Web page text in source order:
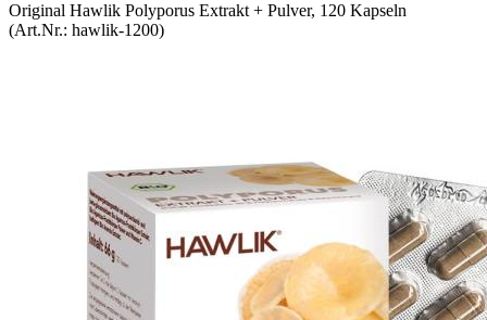
Original Hawlik Polyporus Extrakt + Pulver, 120 Kapseln
(Art.Nr.: hawlik-1200)